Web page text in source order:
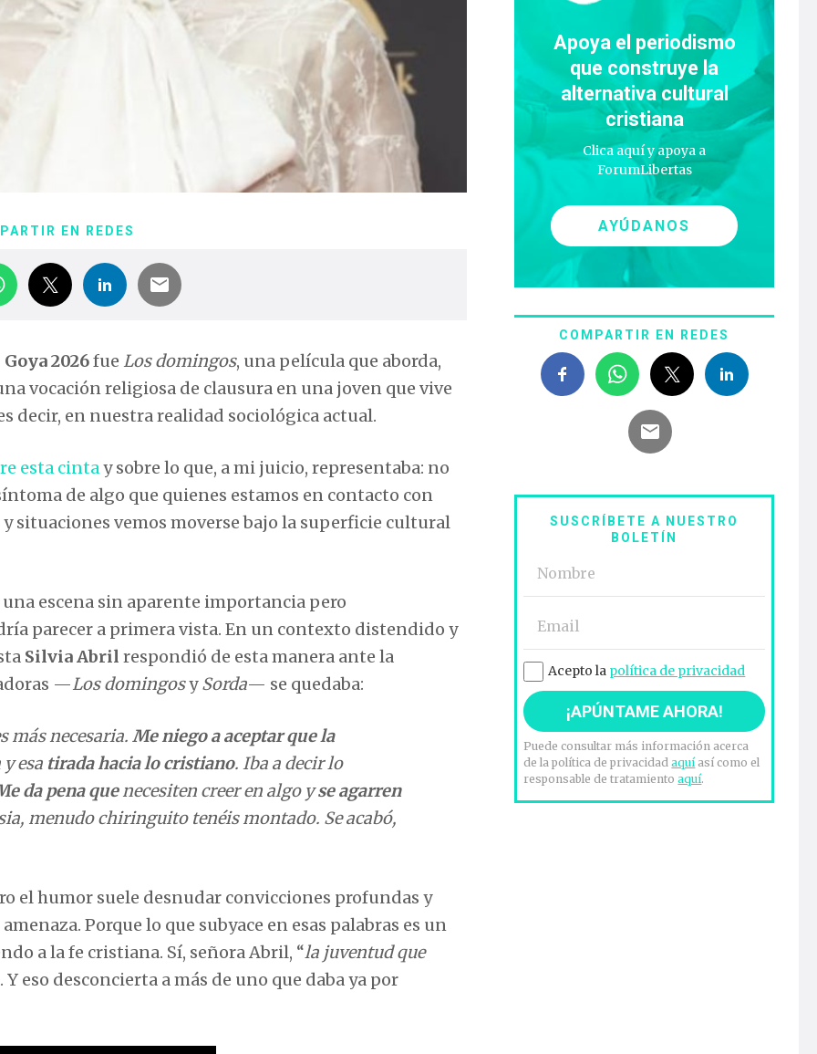
EN REDES
2026fue Los domingos, una película que aborda,
vocación religiosa de clausura en una joven que vive
decir, en nuestra realidad sociológica actual.
esta cintay sobre lo que, a mi juicio, representaba: no
de algo que quienes estamos en contacto con
situaciones vemos moverse bajo la superficie cultural
escena sin aparente importancia pero
parecer a primera vista. En un contexto distendido y
Silvia Abril respondió de esta manera ante la
—Los domingosySorda— se quedaba:
más necesaria. Me niego a aceptar que la
esa tirada hacia lo cristiano. Iba a decir lo
da pena quenecesiten creer en algo yse agarren
menudo chiringuito tenéis montado. Se acabó,
el humor suele desnudar convicciones profundas y
Porque lo que subyace en esas palabras es un
a la fe cristiana. Sí, señora Abril, “la juventud que
eso desconcierta a más de uno que daba ya por
Apoya el periodismo
que construye la
alternativa cultural
cristiana
Clica aquí y apoya a
ForumLibertas
AYÚDANOS
COMPARTIR EN REDES
SUSCRÍBETE A NUESTRO
BOLETÍN
Acepto la política de privacidad
Puede consultar más información acerca
de la política de privacidadaquíasí como el
responsable de tratamientoaquí.